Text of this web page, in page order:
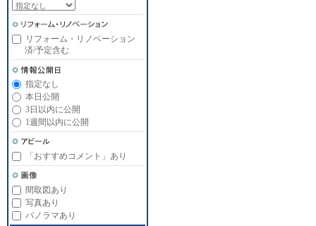
リフォーム・リノベーション
済/予定含む
指定なし
本日公開
3日以内に公開
1週間以内に公開
「おすすめコメント」あり
間取図あり
写真あり
パノラマあり